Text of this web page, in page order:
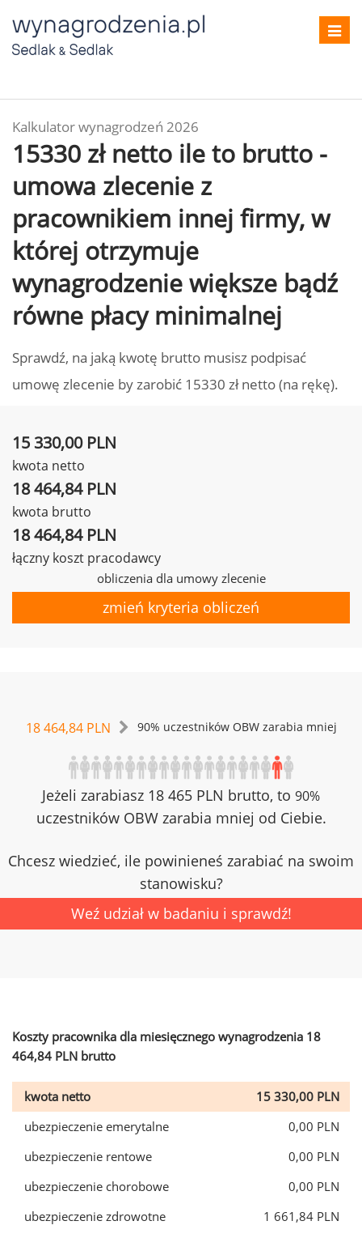
Kalkulator wynagrodzeń 2026
15330 zł netto ile to brutto -
umowa zlecenie z
pracownikiem innej firmy, w
której otrzymuje
wynagrodzenie większe bądź
równe płacy minimalnej
Sprawdź, na jaką kwotę brutto musisz podpisać
umowę zlecenie by zarobić 15330 zł netto (na rękę).
15 330,00 PLN
kwota netto
18 464,84 PLN
kwota brutto
18 464,84 PLN
łączny koszt pracodawcy
obliczenia dla umowy zlecenie
zmień kryteria obliczeń
18 464,84 PLN 90% uczestników OBW zarabia mniej
Jeżeli zarabiasz 18 465 PLN brutto, to 90%
uczestników OBW zarabia mniej od Ciebie.
Chcesz wiedzieć, ile powinieneś zarabiać na swoim
stanowisku?
Weź udział w badaniu i sprawdź!
Koszty pracownika dla miesięcznego wynagrodzenia 18
464,84 PLN brutto
kwota netto
15 330,00 PLN
ubezpieczenie emerytalne
0,00 PLN
ubezpieczenie rentowe
0,00 PLN
ubezpieczenie chorobowe
0,00 PLN
ubezpieczenie zdrowotne
1 661,84 PLN